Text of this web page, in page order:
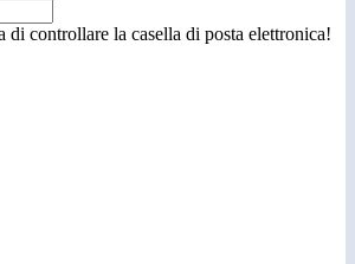
di controllare la casella di posta elettronica!